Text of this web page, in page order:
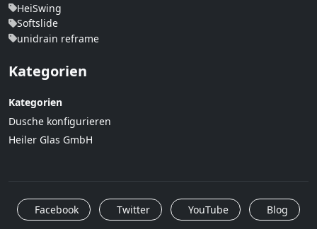
HeiSwing
Softslide
unidrain reframe
Kategorien
Kategorien
Dusche konfigurieren
Heiler Glas GmbH
Facebook Twitter YouTube Blog